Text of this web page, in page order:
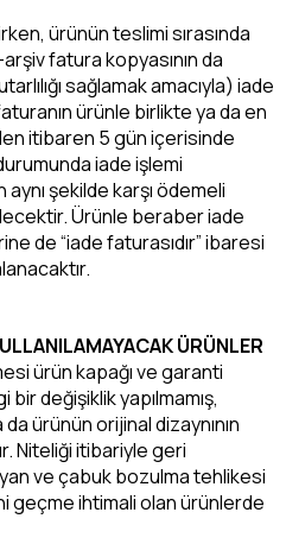
ürünün teslimi sırasında
fatura kopyasının da
sağlamak amacıyla) iade
ürünle birlikte ya da en
itibaren 5 gün içerisinde
iade işlemi
şekilde karşı ödemeli
Ürünle beraber iade
de “iade faturasıdır” ibaresi
ÜRÜNLER
ürün kapağı ve garanti
bir değişiklik yapılmamış,
ürünün orijinal dizaynının
Niteliği itibariyle geri
ve çabuk bozulma tehlikesi
geçme ihtimali olan ürünlerde